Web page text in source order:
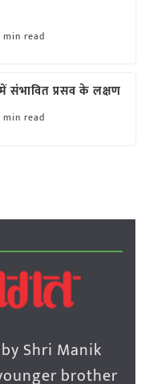
min read
संभावित प्रसव के लक्षण
min read
Shri Manik
brother